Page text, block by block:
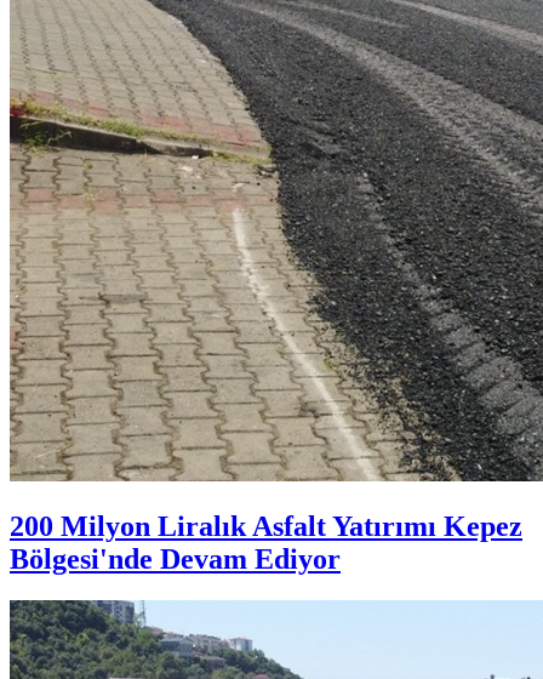
200 Milyon Liralık Asfalt Yatırımı Kepez
Bölgesi'nde Devam Ediyor